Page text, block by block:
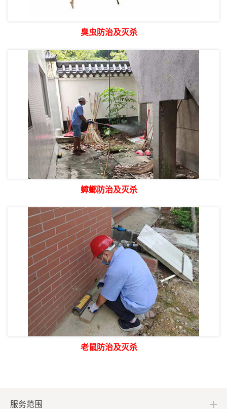
臭虫防治及灭杀
蟑螂防治及灭杀
老鼠防治及灭杀
服务范围